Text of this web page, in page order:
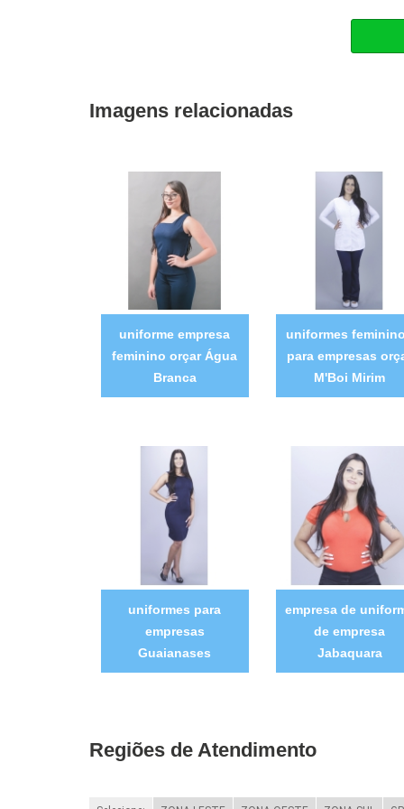
Imagens relacionadas
uniforme empresa
feminino orçar Água
Branca
uniformes
para empresas
M'Boi Mirim
uniformes para
empresas
Guaianases
empresa de
de empresa
Jabaquara
Regiões de Atendimento